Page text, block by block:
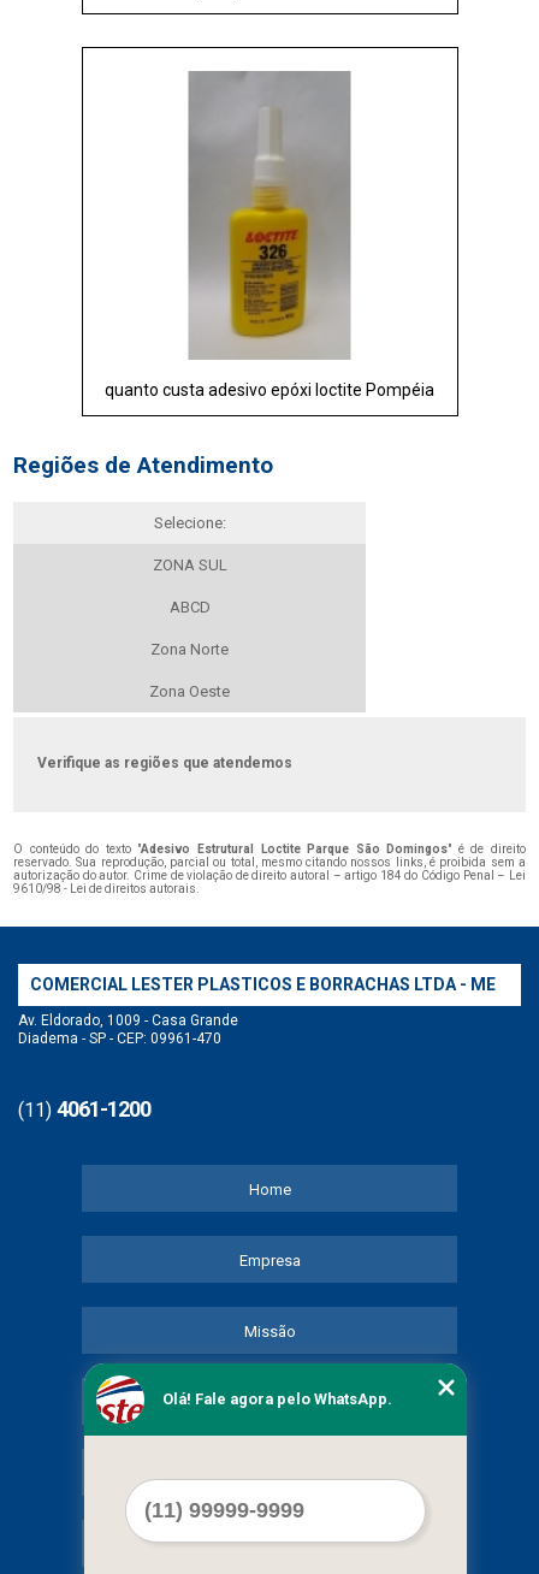
quanto custa adesivo epóxi loctite Pompéia
Regiões de Atendimento
Selecione:
ZONA SUL
ABCD
Zona Norte
Zona Oeste
Verifique as regiões que atendemos
O conteúdo do texto "Adesivo Estrutural Loctite Parque São Domingos" é de direito
reservado. Sua reprodução, parcial ou total, mesmo citando nossos links, é proibida sem a
autorização do autor. Crime de violação de direito autoral – artigo 184 do Código Penal –
Lei
9610/98 - Lei de direitos autorais
COMERCIAL LESTER PLASTICOS E BORRACHAS LTDA - ME
Av. Eldorado, 1009 - Casa Grande
Diadema - SP - CEP: 09961-470
(11) 4061-1200
Home
Empresa
Missão
Serviços
Mapa do site
Olá! Fale agora pelo WhatsApp.